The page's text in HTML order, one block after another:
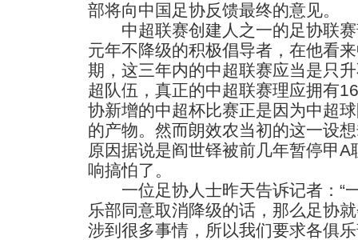
部将向中国足协反馈最终的意见。
中超联赛创建人之一的足协联赛
元年不降级的积极倡导者，在他看
期，这三年内的中超联赛应当是只
超队伍，真正的中超联赛理应拥有
协新增的中超杯比赛正是因为中超
的产物。然而朗效农当初的这一设
原因据说是阎世铎被前几年暂停甲
响搞怕了。
一位足协人士昨天告诉记者：“
乐部同意取消降级的话，那么足协
涉到很多事情，所以我们要求各俱